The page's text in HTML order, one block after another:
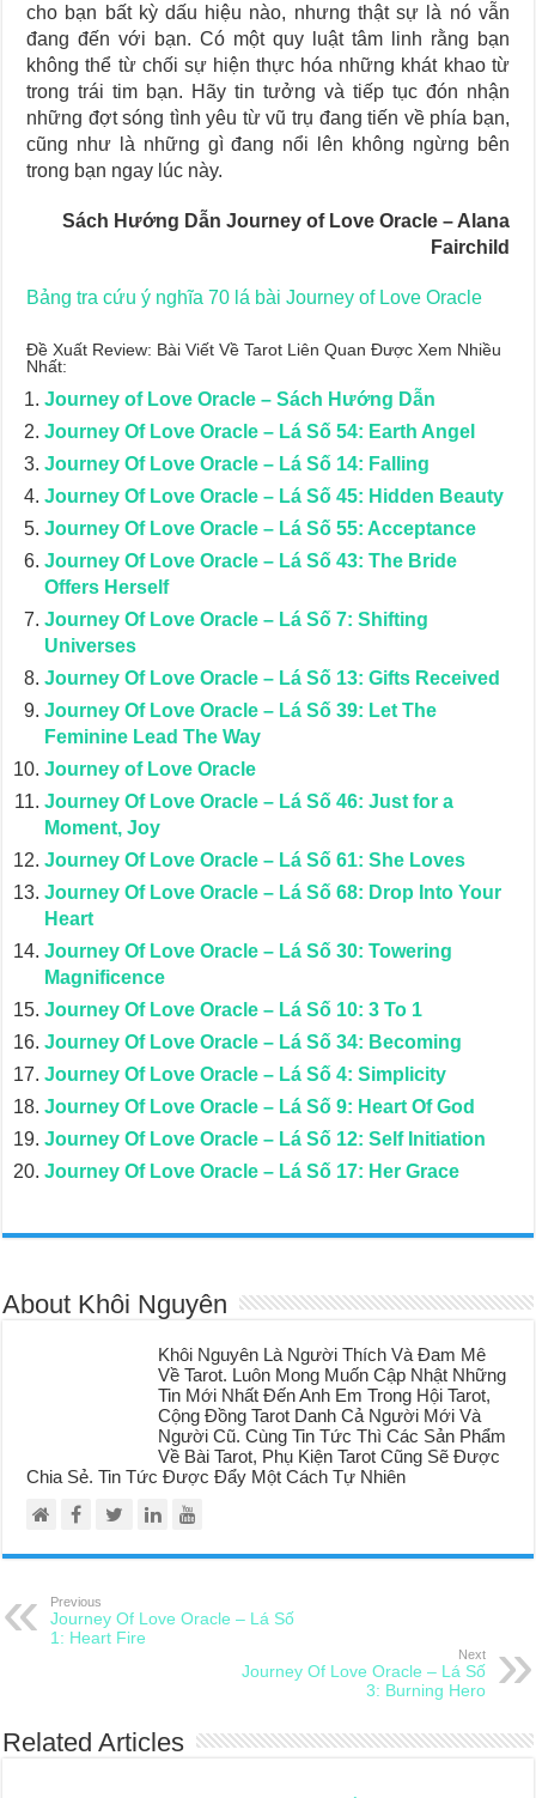
cho bạn bất kỳ dấu hiệu nào, nhưng thật sự là nó vẫn
đang đến với bạn. Có một quy luật tâm linh rằng bạn
không thể từ chối sự hiện thực hóa những khát khao từ
trong trái tim bạn. Hãy tin tưởng và tiếp tục đón nhận
những đợt sóng tình yêu từ vũ trụ đang tiến về phía bạn,
cũng như là những gì đang nổi lên không ngừng bên
trong bạn ngay lúc này.
Sách Hướng Dẫn Journey of Love Oracle – Alana
Fairchild
Bảng tra cứu ý nghĩa 70 lá bài Journey of Love Oracle
Đề Xuất Review: Bài Viết Về Tarot Liên Quan Được Xem Nhiều
Nhất:
Journey of Love Oracle – Sách Hướng Dẫn
Journey Of Love Oracle – Lá Số 54: Earth Angel
Journey Of Love Oracle – Lá Số 14: Falling
Journey Of Love Oracle – Lá Số 45: Hidden Beauty
Journey Of Love Oracle – Lá Số 55: Acceptance
Journey Of Love Oracle – Lá Số 43: The Bride
Offers Herself
Journey Of Love Oracle – Lá Số 7: Shifting
Universes
Journey Of Love Oracle – Lá Số 13: Gifts Received
Journey Of Love Oracle – Lá Số 39: Let The
Feminine Lead The Way
Journey of Love Oracle
Journey Of Love Oracle – Lá Số 46: Just for a
Moment, Joy
Journey Of Love Oracle – Lá Số 61: She Loves
Journey Of Love Oracle – Lá Số 68: Drop Into Your
Heart
Journey Of Love Oracle – Lá Số 30: Towering
Magnificence
Journey Of Love Oracle – Lá Số 10: 3 To 1
Journey Of Love Oracle – Lá Số 34: Becoming
Journey Of Love Oracle – Lá Số 4: Simplicity
Journey Of Love Oracle – Lá Số 9: Heart Of God
Journey Of Love Oracle – Lá Số 12: Self Initiation
Journey Of Love Oracle – Lá Số 17: Her Grace
About Khôi Nguyên
Khôi Nguyên Là Người Thích Và Đam Mê
Về Tarot. Luôn Mong Muốn Cập Nhật Những
Tin Mới Nhất Đến Anh Em Trong Hội Tarot,
Cộng Đồng Tarot Danh Cả Người Mới Và
Người Cũ. Cùng Tin Tức Thì Các Sản Phẩm
Về Bài Tarot, Phụ Kiện Tarot Cũng Sẽ Được
Chia Sẻ. Tin Tức Được Đẩy Một Cách Tự Nhiên
Previous
Journey Of Love Oracle – Lá Số
1: Heart Fire
Next
Journey Of Love Oracle – Lá Số
3: Burning Hero
Related Articles